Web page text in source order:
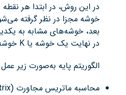
در این روش، در ابتدا هر
خوشه مجزا در نظر گرفته
بعد، خوشه‌های مشابه به
در نهایت یک خوشه یا K خوشه به‌دست آید.
الگوریتم پایه به‌صورت زیر
محاسبه ماتریس مجاورت (Proximity Matrix)